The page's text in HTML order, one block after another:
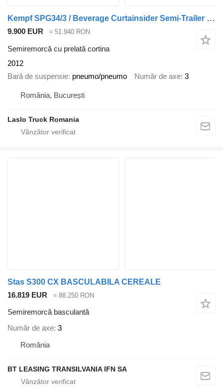
Kempf SPG34/3 / Beverage Curtainsider Semi-Trailer / Sliding Tarp / Cu
9.900 EUR ≈ 51.940 RON
Semiremorcă cu prelată cortina
2012
Bară de suspensie pneumo/pneumo Număr de axe 3
România, București
Laslo Truck Romania
Stas S300 CX BASCULABILA CEREALE
16.819 EUR
≈ 88.250 RON
Semiremorcă basculantă
Număr de axe 3
România
BT LEASING TRANSILVANIA IFN SA